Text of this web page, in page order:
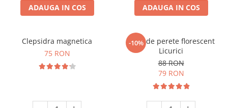
ADAUGA IN COS ADAUGA IN COS
Clepsidra magnetica
75 RON
-10%
Ceas de perete florescent
Licurici
88 RON
79 RON